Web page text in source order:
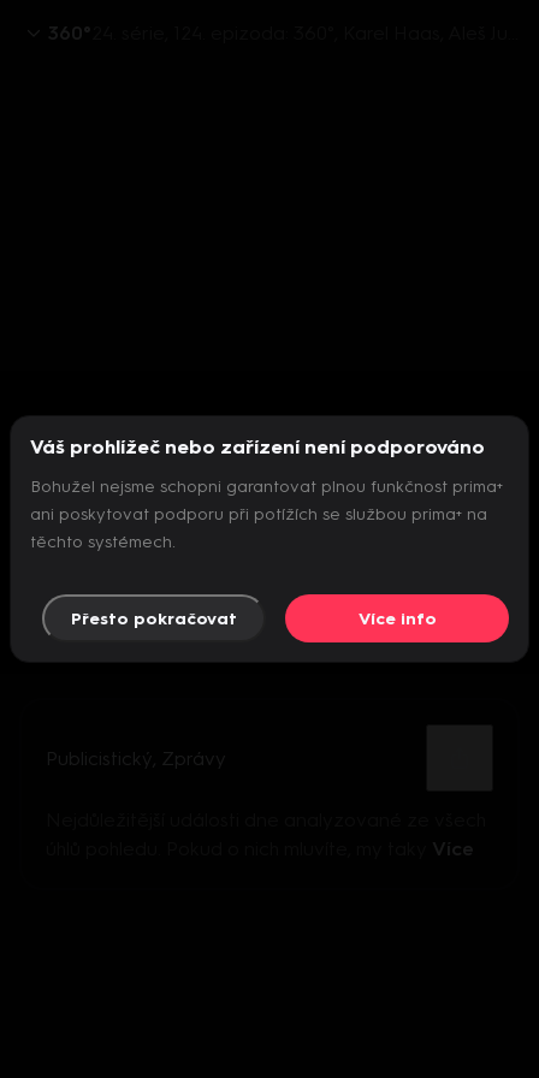
360°
Nepodařilo se inicializovat přehrávač
Publicistický Zprávy
Více
Váš prohlížeč nebo zařízení není podporováno
Bohužel nejsme schopni garantovat plnou funkčnost prima+
ani poskytovat podporu při potížích se službou prima+ na
těchto systémech.
Přesto pokračovat Více info